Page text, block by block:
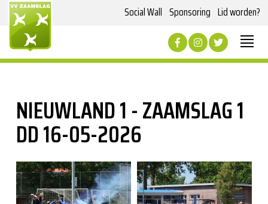
Social Wall Sponsoring Lid worden?
NIEUWLAND 1 - ZAAMSLAG 1
DD 16-05-2026